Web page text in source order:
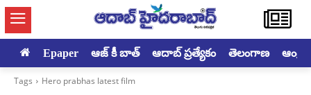
Epaper ఆజ్ కీ బాత్ ఆదాబ్ ప్రత్యేకం తెలంగాణ
Tags Hero prabhas latest film